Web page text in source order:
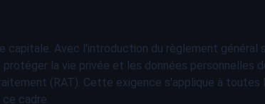
Avec l'introduction du règlement général
la vie privée et les données personnelles
(RAT). Cette exigence s'applique à toutes
cadre.